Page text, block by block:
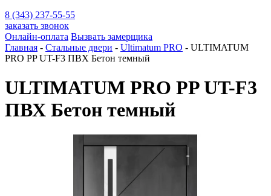
8 (343) 237-55-55
заказать звонок
Онлайн-оплата Вызвать замерщика
Главная - Стальные двери - Ultimatum PRO - ULTIMATUM
PRO PP UT-F3 ПВХ Бетон темный
ULTIMATUM PRO PP UT-F3
ПВХ Бетон темный